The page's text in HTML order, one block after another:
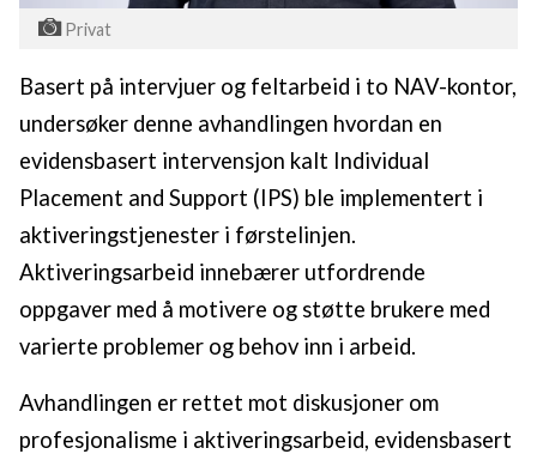
Privat
Basert på intervjuer og feltarbeid i to NAV-kontor,
undersøker denne avhandlingen hvordan en
evidensbasert intervensjon kalt Individual
Placement and Support (IPS) ble implementert i
aktiveringstjenester i førstelinjen.
Aktiveringsarbeid innebærer utfordrende
oppgaver med å motivere og støtte brukere med
varierte problemer og behov inn i arbeid.
Avhandlingen er rettet mot diskusjoner om
profesjonalisme i aktiveringsarbeid, evidensbasert